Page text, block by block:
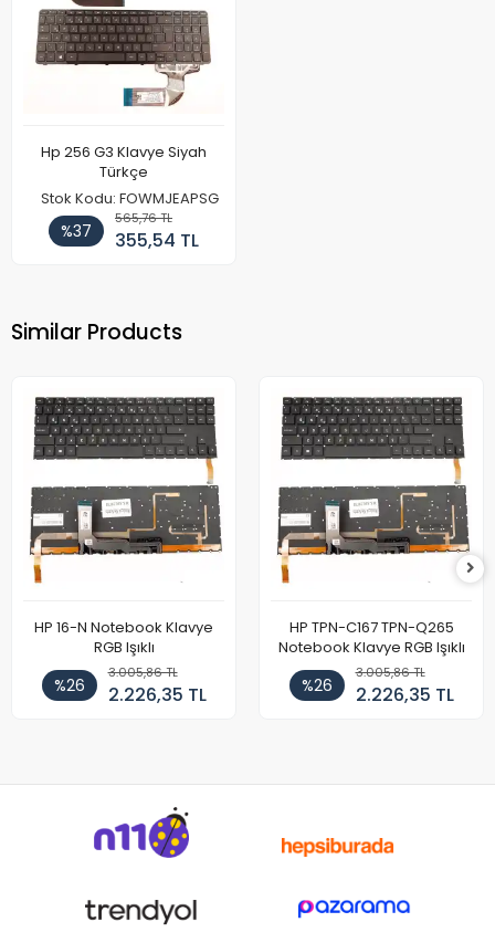
Hp 256 G3 Klavye Siyah
Türkçe
Stok Kodu: FOWMJEAPSG
%37
565,76 TL
355,54 TL
Similar Products
HP 16-N Notebook Klavye
RGB Işıklı
%26
3.005,86 TL
2.226,35 TL
HP TPN-C167 TPN-Q265
Notebook Klavye RGB Işıklı
%26
3.005,86 TL
2.226,35 TL